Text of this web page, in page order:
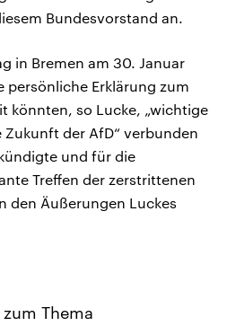
Bundesvorstand an.
in Bremen am 30. Januar
persönliche Erklärung zum
könnten, so Lucke, „wichtige
der AfD“ verbunden
und für die
Treffen der zerstrittenen
den Äußerungen Luckes
Thema